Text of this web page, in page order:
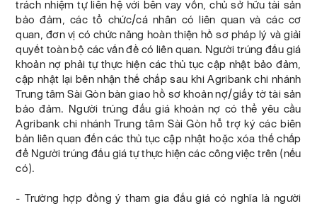
trách nhiệm tự liên hệ với bên vay vốn, chủ sở hữu tài sản
bảo đảm, các tổ chức/cá nhân có liên quan và các cơ
quan, đơn vị có chức năng hoàn thiện hồ sơ pháp lý và giải
quyết toàn bộ các vấn đề có liên quan. Người trúng đấu giá
khoản nợ phải tự thực hiện các thủ tục cập nhật bảo đảm,
cập nhật lại bên nhận thế chấp sau khi Agribank chi nhánh
Trung tâm Sài Gòn bàn giao hồ sơ khoản nợ/giấy tờ tài sản
bảo đảm. Người trúng đấu giá khoản nợ có thể yêu cầu
Agribank chi nhánh Trung tâm Sài Gòn hỗ trợ ký các biên
bản liên quan đến các thủ tục cập nhật hoặc xóa thế chấp
để Người trúng đấu giá tự thực hiện các công việc trên (nếu
có).
- Trường hợp đồng ý tham gia đấu giá có nghĩa là người